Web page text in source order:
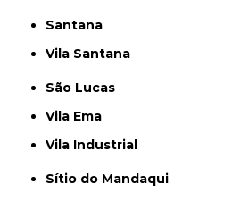
Santana
Vila Santana
São Lucas
Vila Ema
Vila Industrial
Sítio do Mandaqui